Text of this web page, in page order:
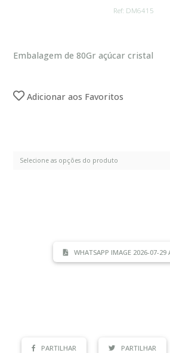
Ref: DM6415
Embalagem de 80Gr açúcar cristal
Adicionar aos Favoritos
WHATSAPP IMAGE 2026-07-29
PARTILHAR PARTILHAR